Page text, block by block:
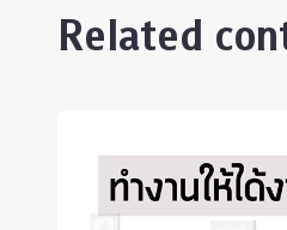
Related